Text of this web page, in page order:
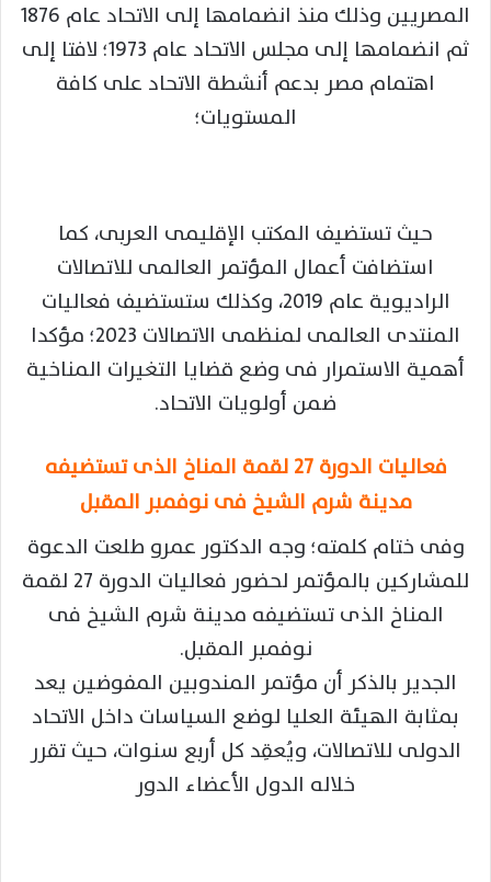
المصريين وذلك منذ انضمامها إلى الاتحاد عام 1876
ثم انضمامها إلى مجلس الاتحاد عام 1973؛ لافتا إلى
اهتمام مصر بدعم أنشطة الاتحاد على كافة
المستويات؛
حيث تستضيف المكتب الإقليمى العربى، كما
استضافت أعمال المؤتمر العالمى للاتصالات
الراديوية عام 2019، وكذلك ستستضيف فعاليات
المنتدى العالمى لمنظمى الاتصالات 2023؛ مؤكدا
أهمية الاستمرار فى وضع قضايا التغيرات المناخية
ضمن أولويات الاتحاد.
فعاليات الدورة 27 لقمة المناخ الذى تستضيفه
مدينة شرم الشيخ فى نوفمبر المقبل
وفى ختام كلمته؛ وجه الدكتور عمرو طلعت الدعوة
للمشاركين بالمؤتمر لحضور فعاليات الدورة 27 لقمة
المناخ الذى تستضيفه مدينة شرم الشيخ فى
نوفمبر المقبل.
الجدير بالذكر أن مؤتمر المندوبين المفوضين يعد
بمثابة الهيئة العليا لوضع السياسات داخل الاتحاد
الدولى للاتصالات، ويُعقِد كل أربع سنوات، حيث تقرر
خلاله الدول الأعضاء الدور